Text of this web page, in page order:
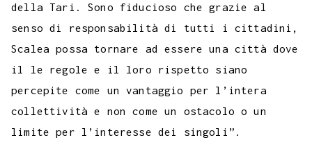
della Tari. Sono fiducioso che grazie al
senso di responsabilità di tutti i cittadini,
Scalea possa tornare ad essere una città dove
il le regole e il loro rispetto siano
percepite come un vantaggio per l’intera
collettività e non come un ostacolo o un
limite per l’interesse dei singoli”.